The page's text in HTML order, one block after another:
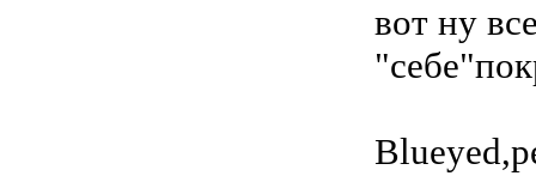
вот ну